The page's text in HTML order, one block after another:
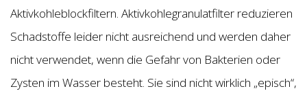
Aktivkohleblockfiltern. Aktivkohlegranulatfilter reduzieren
Schadstoffe leider nicht ausreichend und werden daher
nicht verwendet, wenn die Gefahr von Bakterien oder
Zysten im Wasser besteht. Sie sind nicht wirklich „episch“,